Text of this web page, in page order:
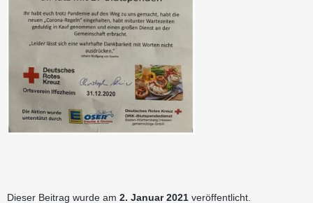
Dieser Beitrag wurde am 2. Januar 2021 veröffentlicht.